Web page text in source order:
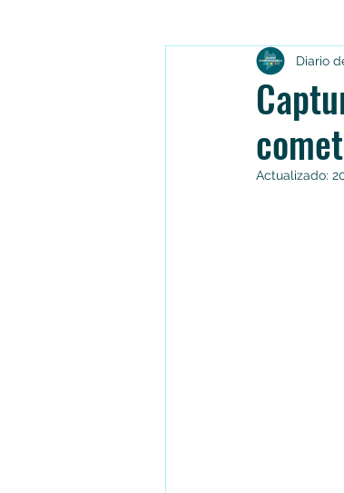
Las nuevas Diario
Actualizado: